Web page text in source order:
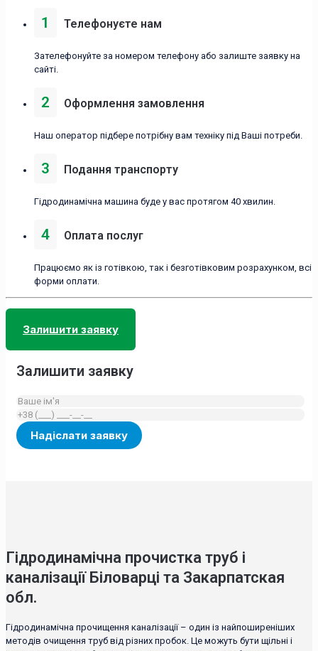
1 Телефонуєте нам
Зателефонуйте за номером телефону або залиште заявку на
сайті.
2 Оформлення замовлення
Наш оператор підбере потрібну вам техніку під Ваші потреби.
3 Подання транспорту
Гідродинамічна машина буде у вас протягом 40 хвилин.
4 Оплата послуг
Працюємо як із готівкою, так і безготівковим розрахунком, всі
форми оплати.
Залишити заявку
Залишити заявку
Гідродинамічна прочистка труб і
каналізації Біловарці та Закарпатская
обл.
Гідродинамічна прочищення каналізації – один із найпоширеніших
методів очищення труб від різних пробок. Це можуть бути щільні і